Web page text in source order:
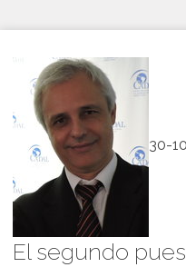
30-
El segundo